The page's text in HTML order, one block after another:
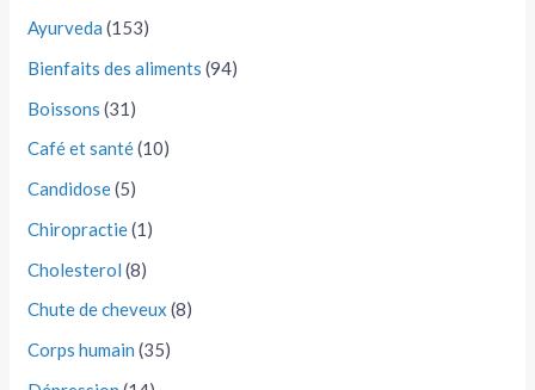
Ayurveda (153)
Bienfaits des aliments (94)
Boissons (31)
Café et santé(10)
Candidose(5)
Chiropractie(1)
Cholesterol (8)
Chute de cheveux (8)
Corps humain (35)